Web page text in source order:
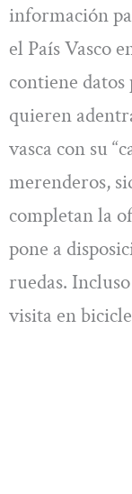
información
el País Vasco
contiene
quieren
vasca con su
merenderos,
completan la
pone a
ruedas.
visita en